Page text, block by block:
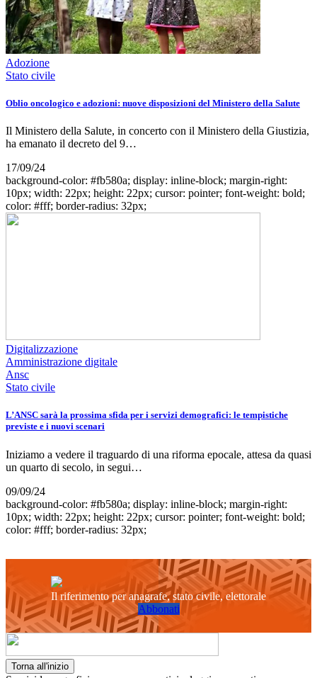
Adozione
Stato civile
Oblio oncologico e adozioni: nuove disposizioni del Ministero della Salute
Il Ministero della Salute, in concerto con il Ministero della Giustizia,
ha emanato il decreto del 9…
17/09/24
background-color: #fb580a; display: inline-block; margin-right:
10px; width: 22px; height: 22px; cursor: pointer; font-weight: bold;
color: #fff; border-radius: 32px;
Digitalizzazione
Amministrazione digitale
Ansc
Stato civile
L’ANSC sarà la prossima sfida per i servizi demografici: le tempistiche
previste e i nuovi scenari
Iniziamo a vedere il traguardo di una riforma epocale, attesa da quasi
un quarto di secolo, in segui…
09/09/24
background-color: #fb580a; display: inline-block; margin-right:
10px; width: 22px; height: 22px; cursor: pointer; font-weight: bold;
color: #fff; border-radius: 32px;
Il riferimento per anagrafe, stato civile, elettorale
Abbonati
Torna all'inizio